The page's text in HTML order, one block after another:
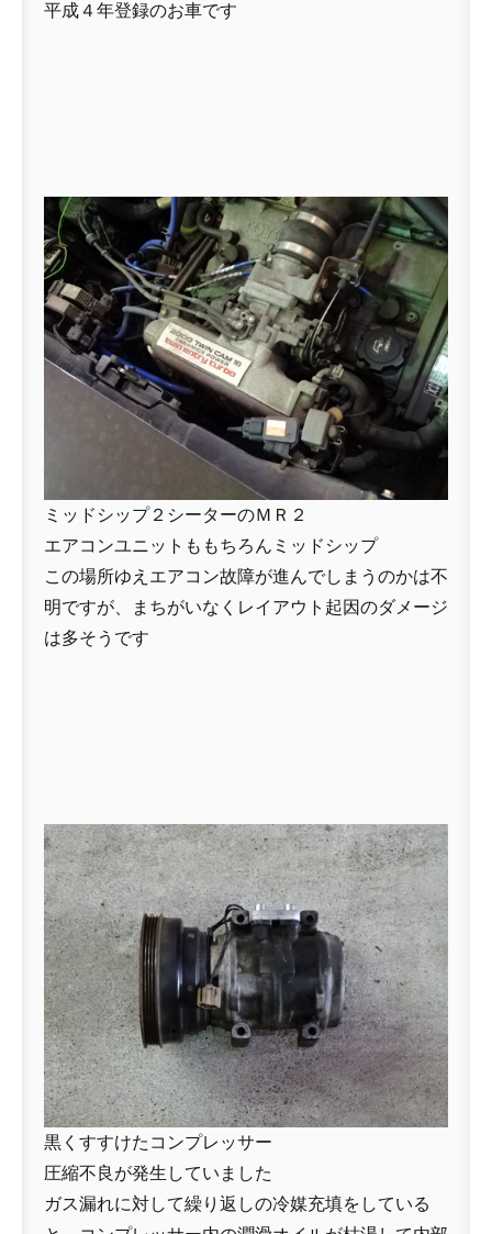
平成４年登録のお車です
ミッドシップ２シーターのＭＲ２
エアコンユニットももちろんミッドシップ
この場所ゆえエアコン故障が進んでしまうのかは不
明ですが、まちがいなくレイアウト起因のダメージ
は多そうです
黒くすすけたコンプレッサー
圧縮不良が発生していました
ガス漏れに対して繰り返しの冷媒充填をしている